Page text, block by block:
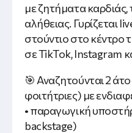
με ζητήματα
αλήθειας. Γυρίζεται
στούντιο στο κέντρο
σε TikTok, Instagram
🎯 Αναζητούνται 2
φοιτήτριες) με
• παραγωγική
backstage)